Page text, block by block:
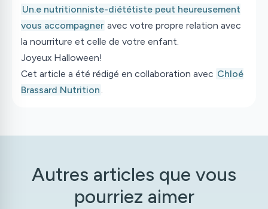
Un.e nutritionniste-diététiste peut heureusement
vous accompagner avec votre propre relation avec
la nourriture et celle de votre enfant.
Joyeux Halloween!
Cet article a été rédigé en collaboration avec Chloé
Brassard Nutrition .
Autres articles que vous
pourriez aimer